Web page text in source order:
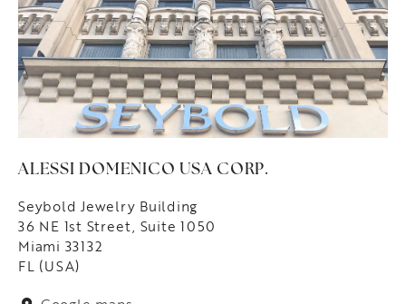
ALESSI DOMENICO USA CORP.
Seybold Jewelry Building
36 NE 1st Street, Suite 1050
Miami 33132
FL (USA)